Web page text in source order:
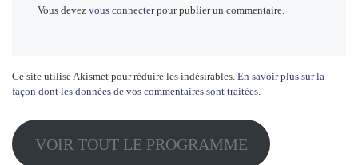
Vous devezvous connecterpour publier un commentaire.
Ce site utilise Akismet pour réduire les indésirables. En savoir plus sur la
façon dont les données de vos commentaires sont traitées.
VOIR TOUT LE PROGRAMME